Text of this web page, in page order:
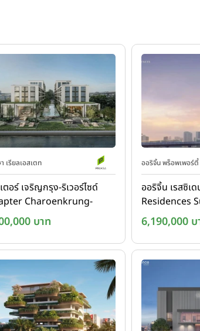
เรียลเอสเตท
ตอร์ เจริญกรุง-ริเวอร์ไซด์
Charoenkrung-
บาท
ออริจิ้น พร็อพเพอร์ตี้
ออริจิ้น เรสซิเ
Residences
6,190,000 บ